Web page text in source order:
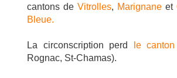
cantons de Vitrolles, Marignane et
Bleue.
La circonscription perd le
Rognac, St-Chamas).